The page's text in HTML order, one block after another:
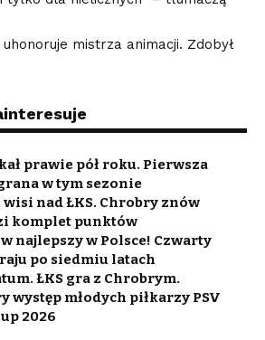
mistrza animacji. Zdobył
prawie pół roku. Pierwsza
w tym sezonie
wisi nad ŁKS. Chrobry znów
komplet punktów
najlepszy w Polsce! Czwarty
po siedmiu latach
ŁKS gra z Chrobrym.
występ młodych piłkarzy PSV
2026